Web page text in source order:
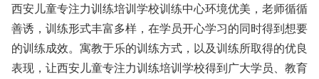
西安儿童专注力训练培训学校训练中心环境优美，老师循循
善诱，训练形式丰富多样，在学员开心学习的同时得到想要
的训练成效。寓教于乐的训练方式，以及训练所取得的优良
表现，让西安儿童专注力训练培训学校得到广大学员、教育